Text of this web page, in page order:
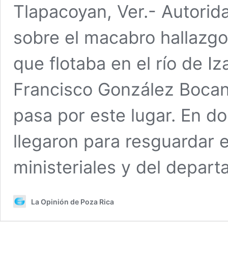
Tlapacoyan, Ver.-
sobre el macabro
que flotaba en el río de
Francisco González
pasa por este lugar. En
llegaron para resguardar
ministeriales y del
La Opinión de Poza Rica